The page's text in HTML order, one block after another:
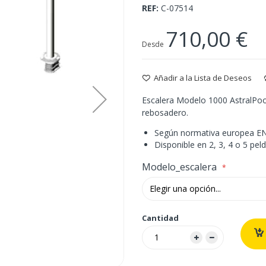
REF C-07514
Desde 710,00 €
Añadir a la Lista de Deseos
Escalera Modelo 1000
rebosadero.
Según normativa europea
Disponible en 2, 3, 4 o 5
Modelo_escalera
Cantidad